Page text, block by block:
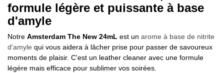
formule légère et puissante à base
d'amyle
Notre Amsterdam The New 24mL est un arome à base de nitrite
d'amyle qui vous aidera à lâcher prise pour passer de savoureux
moments de plaisir. C'est un leather cleaner avec une formule
légère mais efficace pour sublimer vos soirées.